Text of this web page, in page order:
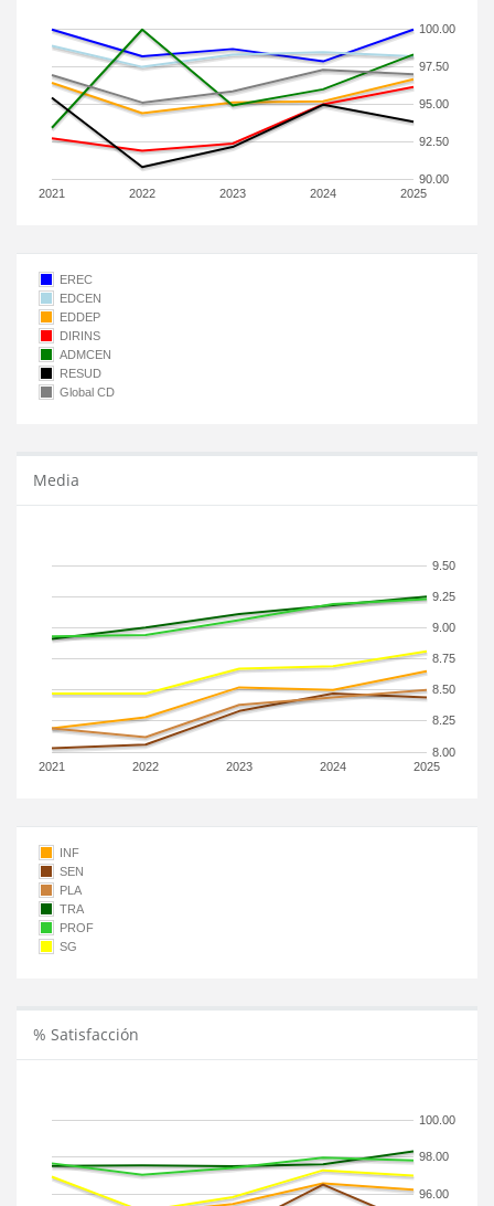
2021 2022 2023 2024 2025
90.00
92.50
95.00
97.50
100.00
EREC
EDCEN
EDDEP
DIRINS
ADMCEN
RESUD
Global CD
Media
2021 2022 2023 2024 2025
8.00
8.25
8.50
8.75
9.00
9.25
9.50
INF
SEN
PLA
TRA
PROF
SG
% Satisfacción
96.00
98.00
100.00